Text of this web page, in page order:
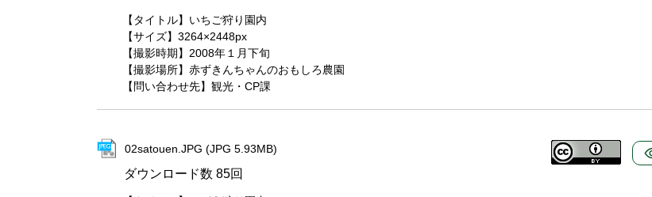
【タイトル】いちご狩り園内
【サイズ】3264×2448px
【撮影時期】2008年１月下旬
【撮影場所】赤ずきんちゃんのおもしろ農園
【問い合わせ先】観光・CP課
02satouen.JPG (JPG 5.93MB)
ダウンロード数 85回